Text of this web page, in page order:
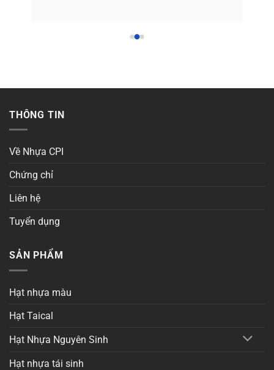
THÔNG TIN
Về Nhựa CPI
Chứng chỉ
Liên hệ
Tuyển dụng
SẢN PHẨM
Hạt nhựa màu
Hạt Taical
Hạt Nhựa Nguyên Sinh
Hạt nhựa tái sinh